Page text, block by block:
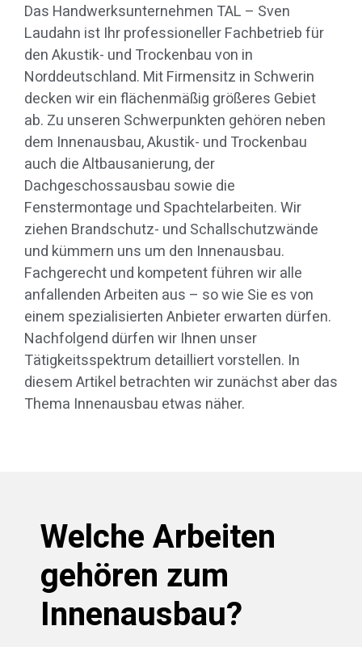
Das Handwerksunternehmen TAL – Sven
Laudahn ist Ihr professioneller Fachbetrieb für
den Akustik- und Trockenbau von in
Norddeutschland. Mit Firmensitz in Schwerin
decken wir ein flächenmäßig größeres Gebiet
ab. Zu unseren Schwerpunkten gehören neben
dem Innenausbau, Akustik- und Trockenbau
auch die Altbausanierung, der
Dachgeschossausbau sowie die
Fenstermontage und Spachtelarbeiten. Wir
ziehen Brandschutz- und Schallschutzwände
und kümmern uns um den Innenausbau.
Fachgerecht und kompetent führen wir alle
anfallenden Arbeiten aus – so wie Sie es von
einem spezialisierten Anbieter erwarten dürfen.
Nachfolgend dürfen wir Ihnen unser
Tätigkeitsspektrum detailliert vorstellen. In
diesem Artikel betrachten wir zunächst aber das
Thema Innenausbau etwas näher.
Welche Arbeiten
gehören zum
Innenausbau?